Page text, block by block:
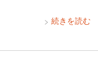
続きを読む